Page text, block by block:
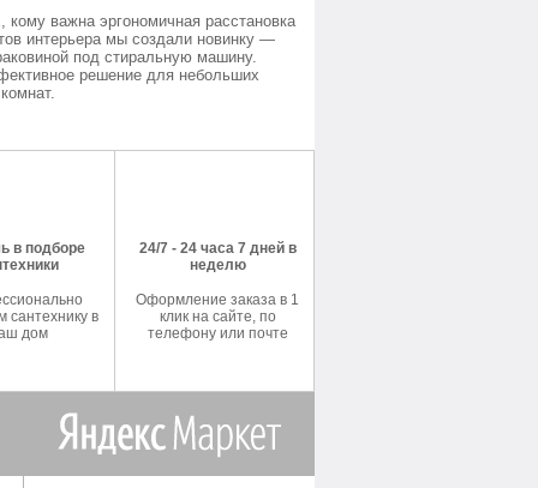
кому важна эргономичная расстановка
интерьера мы создали новинку —
под стиральную машину.
решение для небольших
в подборе
сантехнику в
дом
24/7 - 24 часа 7 дней в
неделю
Оформление заказа в 1
клик на сайте, по
телефону или почте